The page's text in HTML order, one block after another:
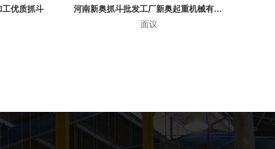
河南新奥抓斗批发工厂新奥起重机械有限公司
河南新乡优质抓斗新奥起重机械有限公司
面议